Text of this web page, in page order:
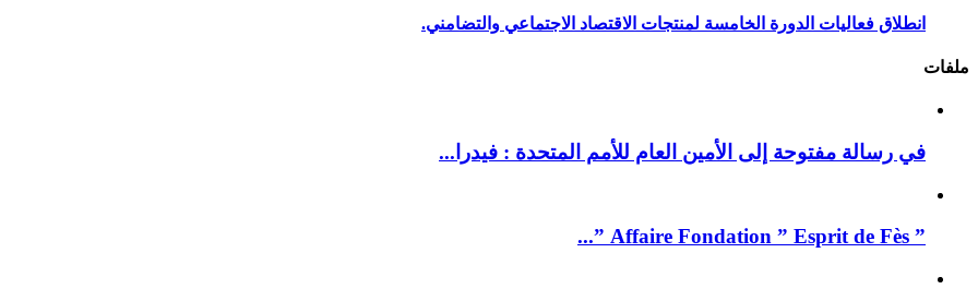
انطلاق فعاليات الدورة الخامسة لمنتجات الاقتصاد الاجتماعي والتضامني.
ملفات
في رسالة مفتوحة إلى الأمين العام للأمم المتحدة : فيدرا...
” Affaire Fondation ” Esprit de Fès ”...